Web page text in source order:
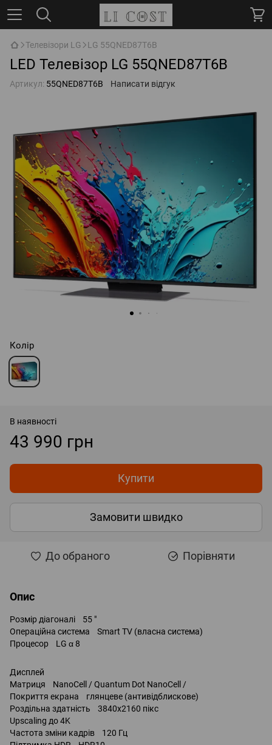
Телевізори LG LG 55QNED87T6B
LED Телевізор LG 55QNED87T6B
Артикул: 55QNED87T6B Написати відгук
Колір
В наявності
43 990 грн
Купити
Замовити швидко
До обраного Порівняти
Опис
Розмір діагоналі 55 "
Операційна система Smart TV (власна система)
Процесор LG α 8
Дисплей
Матриця NanoCell / Quantum Dot NanoCell /
Покриття екрана глянцеве (антивідблискове)
Роздільна здатність 3840x2160 пікс
Upscaling до 4K
Частота зміни кадрів 120 Гц